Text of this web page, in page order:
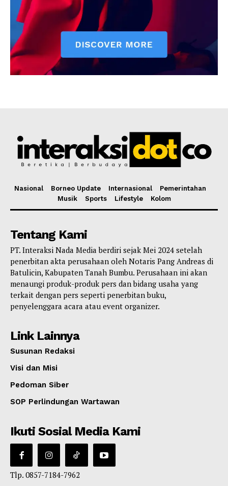
Nasional Borneo Update Internasional
Pemerintahan
Musik
Sports Lifestyle Kolom
Tentang Kami
PT. Interaksi Nada Media berdiri sejak Mei 2024 setelah
penerbitan akta perusahaan oleh Notaris Pang Andreas di
Batulicin, Kabupaten Tanah Bumbu. Perusahaan ini akan
menaungi produk-produk pers dan bidang usaha yang
terkait dengan pers seperti penerbitan buku,
penyelenggara acara atau event organizer.
Link Lainnya
Susunan Redaksi
Visi dan Misi
Pedoman Siber
SOP Perlindungan Wartawan
Ikuti Sosial Media Kami
Tlp. 0857-7184-7962